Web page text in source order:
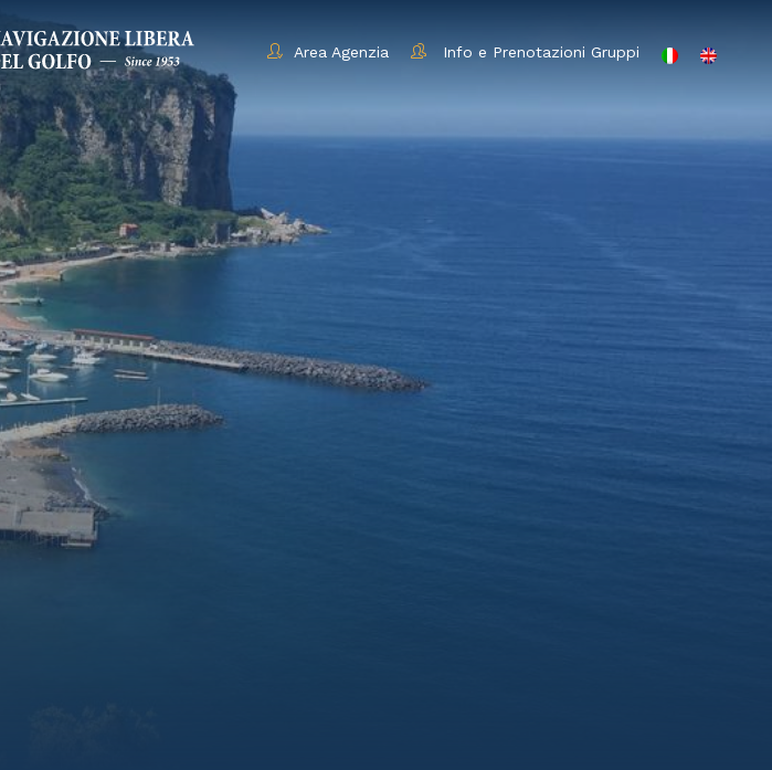
Area Agenzia Info e Prenotazioni Gruppi